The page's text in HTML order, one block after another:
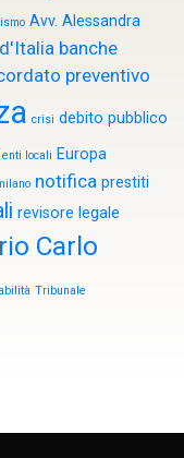
Avv. Alessandra
banche
preventivo
crisi debito pubblico
enti locali Europa
notifica prestiti
revisore legale
Carlo
Tribunale